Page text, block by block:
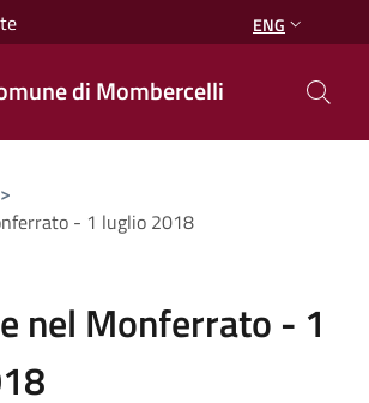
ENG
di Mombercelli
>
- 1 luglio 2018
nel Monferrato - 1